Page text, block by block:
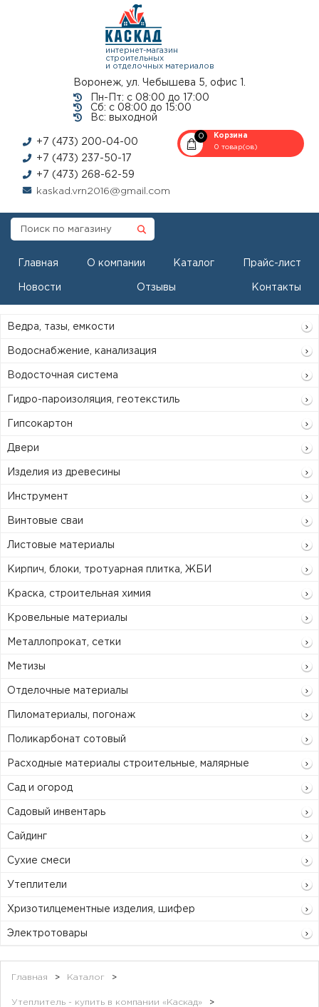
интернет-магазин
строительных
и отделочных материалов
Воронеж, ул. Чебышева 5, офис 1.
Пн-Пт: с 08:00 до 17:00
Сб: с 08:00 до 15:00
Вс: выходной
+7 (473) 200-04-00
+7 (473) 237-50-17
+7 (473) 268-62-59
kaskad.vrn2016@gmail.com
0
Корзина
0 товар(ов)
Главная О компании Каталог Прайс-лист
Новости Отзывы Контакты
Ведра, тазы, емкости
Водоснабжение, канализация
Водосточная система
Гидро-пароизоляция, геотекстиль
Гипсокартон
Двери
Изделия из древесины
Инструмент
Винтовые сваи
Листовые материалы
Кирпич, блоки, тротуарная плитка, ЖБИ
Краска, строительная химия
Кровельные материалы
Металлопрокат, сетки
Метизы
Отделочные материалы
Пиломатериалы, погонаж
Поликарбонат сотовый
Расходные материалы строительные, малярные
Сад и огород
Садовый инвентарь
Сайдинг
Сухие смеси
Утеплители
Хризотилцементные изделия, шифер
Электротовары
Главная > Каталог >
Утеплитель - купить в компании «Каскад» >